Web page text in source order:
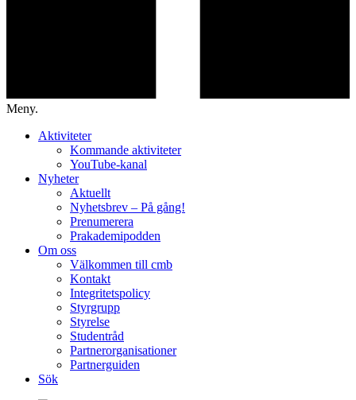
Meny.
Aktiviteter
Kommande aktiviteter
YouTube-kanal
Nyheter
Aktuellt
Nyhetsbrev – På gång!
Prenumerera
Prakademipodden
Om oss
Välkommen till cmb
Kontakt
Integritetspolicy
Styrgrupp
Styrelse
Studentråd
Partnerorganisationer
Partnerguiden
Sök